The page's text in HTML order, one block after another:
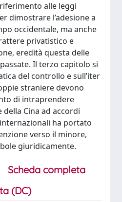
alle leggi
dimostrare l’adesione a
occidentale, ma anche
privatistico e
eredità questa delle
Il terzo capitolo si
del controllo e sull’iter
straniere devono
di intraprendere
della Cina ad accordi
ha portato
verso il minore,
giuridicamente.
Scheda completa
(DC)